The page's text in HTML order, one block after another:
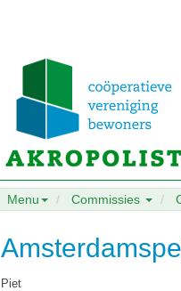
Menu Commissies
Piet